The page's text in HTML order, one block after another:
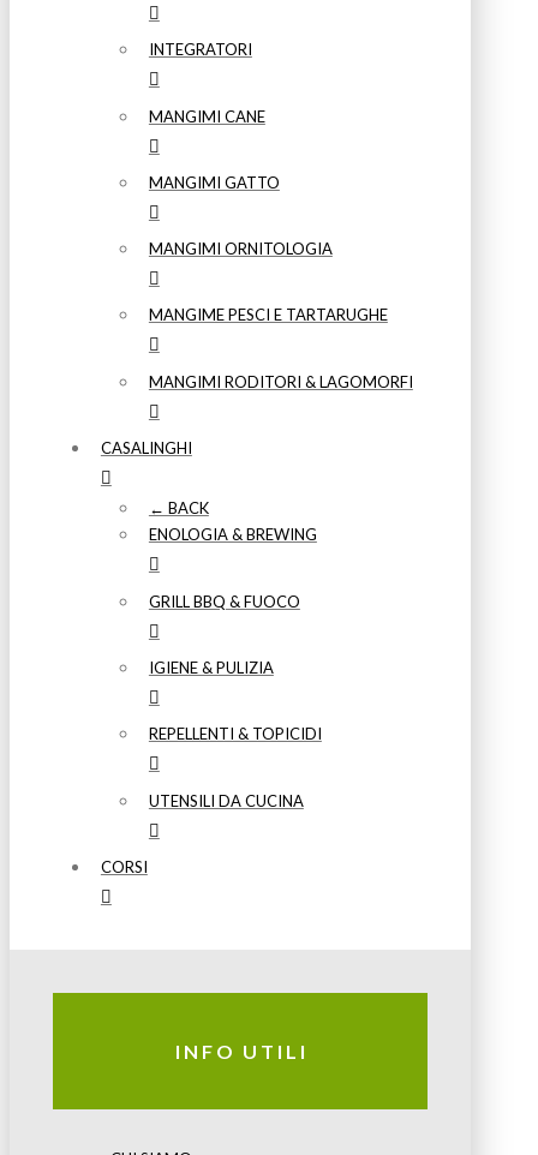
INTEGRATORI
MANGIMI CANE
MANGIMI GATTO
MANGIMI ORNITOLOGIA
MANGIME PESCI E TARTARUGHE
MANGIMI RODITORI & LAGOMORFI
CASALINGHI
← BACK
ENOLOGIA & BREWING
GRILL BBQ & FUOCO
IGIENE & PULIZIA
REPELLENTI & TOPICIDI
UTENSILI DA CUCINA
CORSI
INFO UTILI